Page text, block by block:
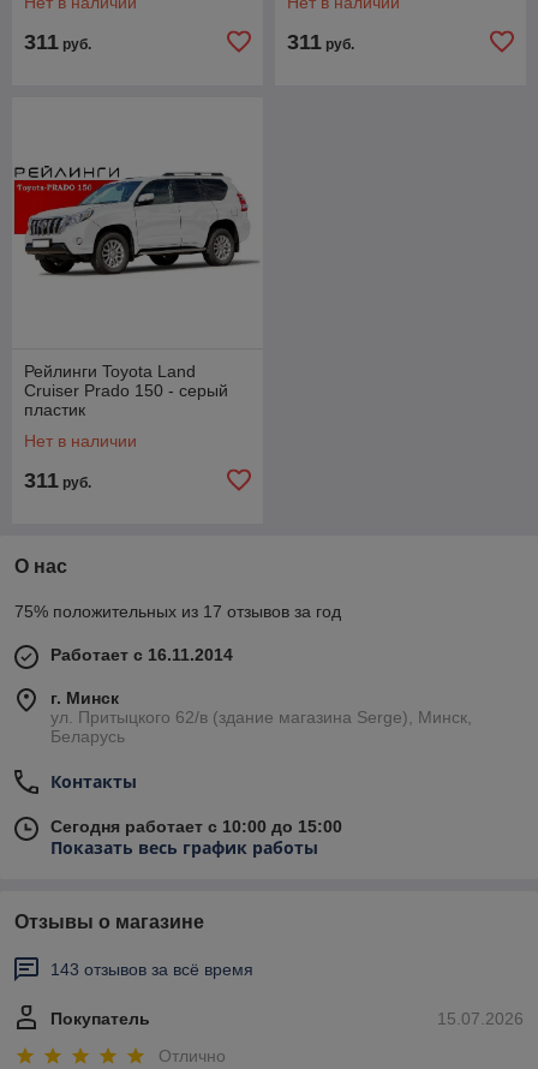
311 руб. 311 руб.
Рейлинги Toyota Land
Cruiser Prado 150 - серый
пластик
Нет в наличии
311 руб.
О нас
75% положительных из 17 отзывов за год
Работает с 16.11.2014
г. Минск
ул. Притыцкого 62/в (здание магазина Serge), Минск,
Беларусь
Контакты
Сегодня работает с 10:00 до 15:00
Показать весь график работы
Отзывы о магазине
143 отзывов за всё время
15.07.2026
Покупатель
Отлично